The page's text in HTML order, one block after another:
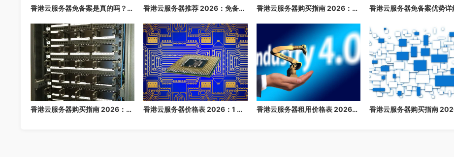
香港云服务器免备案是真的吗？2026 年最详细的免备案指南，3 分钟快速上线 香港云服务器推荐 2026：免备案、速度快、稳定性高的香港云主机推荐 香港云服务器购买指南 2026：免备案、高速、稳定的海外云主机推荐
香港云服务器购买指南 2026：免备案高速云主机推荐 香港云服务器价格表 2026：1 核/2 核/4 核/8 核配置每月多少钱？ 香港云服务器租用价格表 2026：1 核/2 核/4 核/8 核配置每月多少钱？